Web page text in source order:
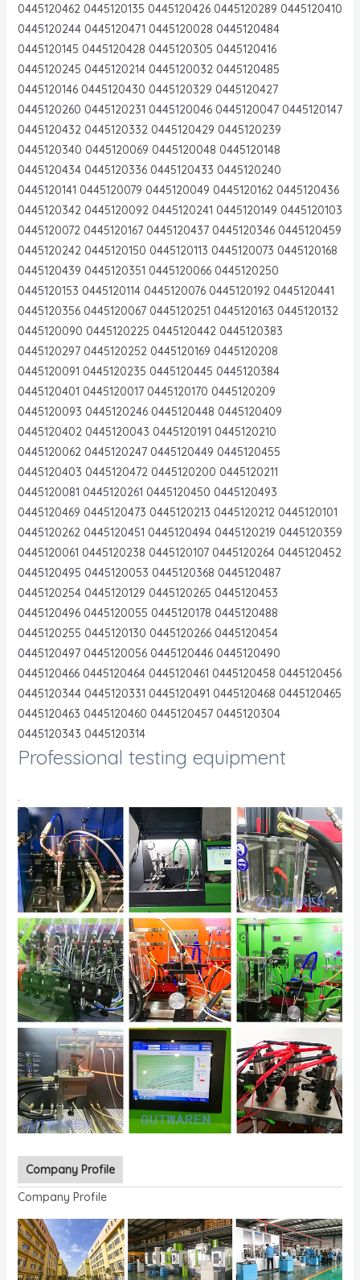
0445120462 0445120135 0445120426 0445120289 0445120410
0445120244 0445120471 0445120028 0445120484
0445120145 0445120428 0445120305 0445120416
0445120245 0445120214 0445120032 0445120485
0445120146 0445120430 0445120329 0445120427
0445120260 0445120231 0445120046 0445120047 0445120147
0445120432 0445120332 0445120429 0445120239
0445120340 0445120069 0445120048 0445120148
0445120434 0445120336 0445120433 0445120240
0445120141 0445120079 0445120049 0445120162 0445120436
0445120342 0445120092 0445120241 0445120149 0445120103
0445120072 0445120167 0445120437 0445120346 0445120459
0445120242 0445120150 0445120113 0445120073 0445120168
0445120439 0445120351 0445120066 0445120250
0445120153 0445120114 0445120076 0445120192 0445120441
0445120356 0445120067 0445120251 0445120163 0445120132
0445120090 0445120225 0445120442 0445120383
0445120297 0445120252 0445120169 0445120208
0445120091 0445120235 0445120445 0445120384
0445120401 0445120017 0445120170 0445120209
0445120093 0445120246 0445120448 0445120409
0445120402 0445120043 0445120191 0445120210
0445120062 0445120247 0445120449 0445120455
0445120403 0445120472 0445120200 0445120211
0445120081 0445120261 0445120450 0445120493
0445120469 0445120473 0445120213 0445120212 0445120101
0445120262 0445120451 0445120494 0445120219 0445120359
0445120061 0445120238 0445120107 0445120264 0445120452
0445120495 0445120053 0445120368 0445120487
0445120254 0445120129 0445120265 0445120453
0445120496 0445120055 0445120178 0445120488
0445120255 0445120130 0445120266 0445120454
0445120497 0445120056 0445120446 0445120490
0445120466 0445120464 0445120461 0445120458 0445120456
0445120344 0445120331 0445120491 0445120468 0445120465
0445120463 0445120460 0445120457 0445120304
0445120343 0445120314
Professional testing equipment
.
Company Profile
Company Profile